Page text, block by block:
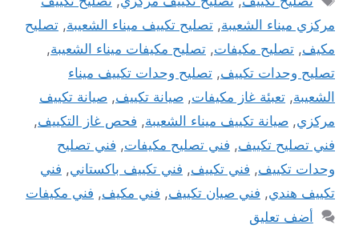
مركزي ميناء الشعيبة, تصليح تكييف ميناء الشعيبة, تصليح
مكيف, تصليح مكيفات, تصليح مكيفات ميناء الشعيبة,
تصليح وحدات تكييف, تصليح وحدات تكييف ميناء
الشعيبة, تعبئة غاز مكيفات, صيانة تكييف, صيانة تكييف
مركزي, صيانة تكييف ميناء الشعيبة, فحص غاز التكييف,
فني تصليح تكييف, فني تصليح مكيفات, فني تصليح
وحدات تكييف, فني تكييف, فني تكييف باكستاني, فني
تكييف هندي, فني صيان تكييف, فني مكيف, فني مكيفات
أضف تعليق